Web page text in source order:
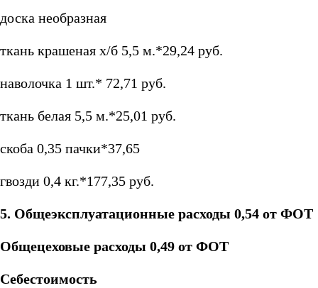
доска необразная
ткань крашеная х/б 5,5 м.*29,24 руб.
наволочка 1 шт.* 72,71 руб.
ткань белая 5,5 м.*25,01 руб.
скоба 0,35 пачки*37,65
гвозди 0,4 кг.*177,35 руб.
5. Общеэксплуатационные расходы 0,54 от ФОТ
Общецеховые расходы 0,49 от ФОТ
Себестоимость